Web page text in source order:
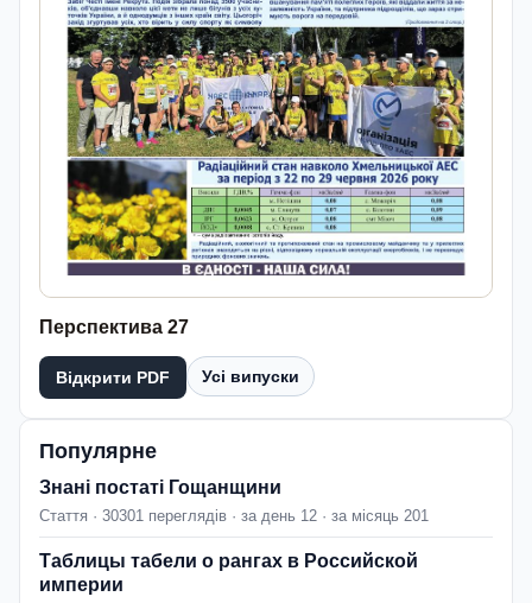
Перспектива 27
Відкрити PDF Усі випуски
Популярне
Знані постаті Гощанщини
Стаття · 30301 переглядів · за день 12 · за місяць 201
Таблицы табели о рангах в Российской
империи